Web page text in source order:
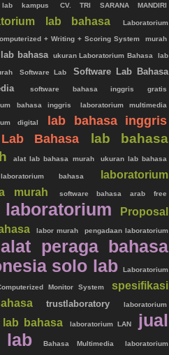
lab kampus CV. TRI SARANA MANDIRI
lab bahasa Laboratorium
+ Writing + Scoring System murah
bahasa ukuran Laboratorium Bahasa lab
Software Lab
Software Lab Bahasa
software bahasa inggris gratis
bahasa inggris laboratorium multimedia
digital
lab bahasa inggris
Bahasa
lab bahasa
alat lab bahasa murah ukuran lab bahasa
bahasa
laboratorium
murah
software bahasa arab free
Proposal
labor murah pengadaan laboratorium
alat peraga bahasa
solo lab Laboratorium
Monitor System
spesifikasi
trustlaboratory laboratorium
bahasa laboratorium LAN
jual
lab
Bahasa Multimedia laboratorium